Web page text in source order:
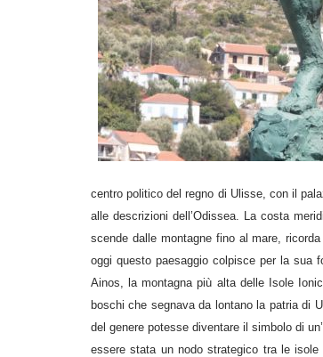
centro politico del regno di Ulisse, con il
alle descrizioni dell’Odissea. La costa
scende dalle montagne fino al mare,
oggi questo paesaggio colpisce per la sua
Ainos, la montagna più alta delle Isole
boschi che segnava da lontano la patria di
del genere potesse diventare il simbolo di
essere stata un nodo strategico tra le